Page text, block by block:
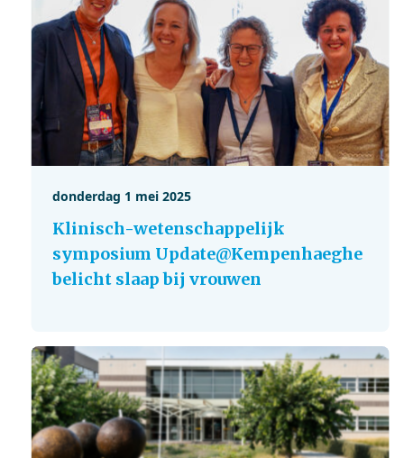
donderdag 1 mei 2025
Klinisch-wetenschappelijk
symposium Update@Kempenhaeghe
belicht slaap bij vrouwen